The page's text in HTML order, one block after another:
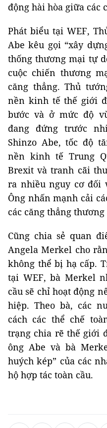
động hài hòa giữa các
Phát biểu tại WEF,
Abe kêu gọi “xây
thống thương mại tự
cuộc chiến thương
căng thẳng. Thủ
nền kinh tế thế giới
bước và ở mức độ
đang đứng trước
Shinzo Abe, tốc độ
nền kinh tế Trung
Brexit và tranh cãi
ra nhiều nguy cơ
Ông nhấn mạnh cải
các căng thẳng
Cũng chia sẻ quan
Angela Merkel cho
không thể bị hạ cấp.
tại WEF, bà Merkel
cầu sẽ chỉ hoạt động
hiệp. Theo bà, các
cách các thể chế
trạng chia rẽ thế giới
ông Abe và bà
huých kép” của các
hộ hợp tác toàn cầu.